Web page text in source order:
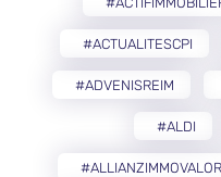
#ACTUALITESCPI
#ADVENISREIM
#ALDI
#ALLIANZIMMOVALOR